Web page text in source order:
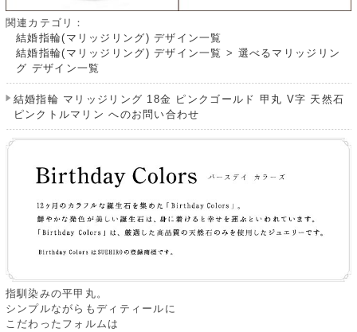
関連カテゴリ：
結婚指輪(マリッジリング) デザイン一覧
結婚指輪(マリッジリング) デザイン一覧 > 選べるマリッジリン
グ デザイン一覧
結婚指輪 マリッジリング 18金 ピンクゴールド 甲丸 V字 天然石
ピンクトルマリン へのお問い合わせ
指馴染みの平甲丸。
シンプルながらもディティールに
こだわったフォルムは